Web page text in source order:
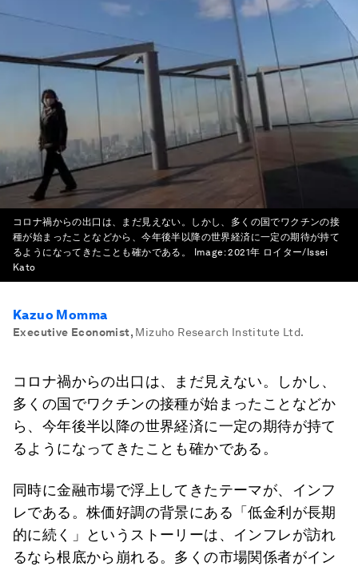
コロナ禍からの出口は、まだ見えない。しかし、多くの国でワクチンの接
種が始まったことなどから、今年後半以降の世界経済に一定の期待が持て
るようになってきたことも確かである。
Image:2021年 ロイター/Issei
Kato
Kazuo Momma
Executive Economist, Mizuho Research Institute Ltd.
コロナ禍からの出口は、まだ見えない。しかし、
多くの国でワクチンの接種が始まったことなどか
ら、今年後半以降の世界経済に一定の期待が持て
るようになってきたことも確かである。
同時に金融市場で浮上してきたテーマが、インフ
レである。株価好調の背景にある「低金利が長期
的に続く」というストーリーは、インフレが訪れ
るなら根底から崩れる。多くの市場関係者がイン